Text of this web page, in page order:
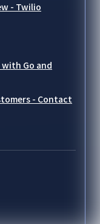
- Twilio
Go and
- Contact